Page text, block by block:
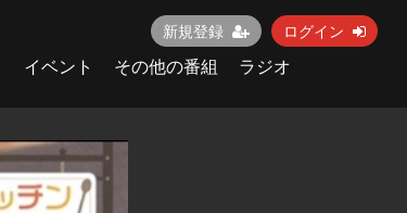
新規登録 ログイン
イベント その他の番組
ラジオ